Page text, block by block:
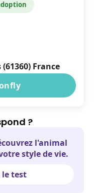
France
?
l'animal
style de vie.
le test